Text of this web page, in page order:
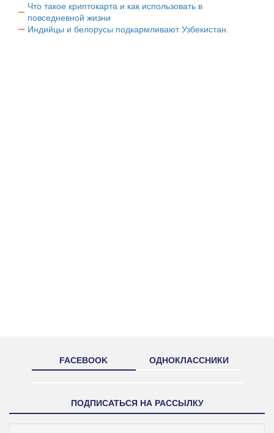
Что такое криптокарта и как использовать в
повседневной жизни
Индийцы и белорусы подкармливают Узбекистан.
FACEBOOK ОДНОКЛАССНИКИ
ПОДПИСАТЬСЯ НА РАССЫЛКУ